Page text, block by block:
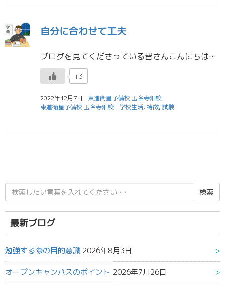
自分に合わせて工夫
ブログを見てくださっている皆さんこんにちは！ 担任助手の龍野です。 １２月に入りました！急に本格的な冬がやってきて、すごく寒くなりましたね（泣） ヒートテックにマフラーに手袋に、、、と私的にはもう最大限の防寒をしてし […]
+3
2022年12月7日
東進衛星予備校 玉名寺畑校
東進衛星予備校 玉名寺畑校
学校生活, 特徴, 試験
検
索
結
果:
最新ブログ
勉強する際の目的意識 2026年8月3日
オープンキャンパスのポイント 2026年7月26日